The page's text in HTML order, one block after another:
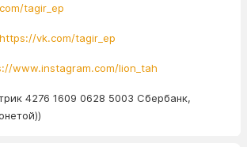
tagir_ep
https://vk.com/tagir_ep
www.instagram.com/lion_tah
4276 1609 0628 5003 Сбербанк,